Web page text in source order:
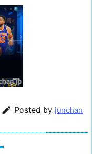
 Posted by junchan